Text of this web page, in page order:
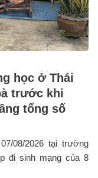
học ở Thái
trước khi
tổng số
08/2026 tại trường
đi sinh mạng của 8